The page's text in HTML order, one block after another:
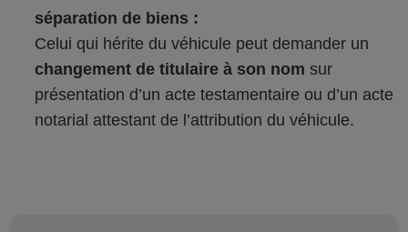
séparation de biens :
Celui qui hérite du véhicule peut demander un
changement de titulaire à son nom sur
présentation d’un acte testamentaire ou d’un acte
notarial attestant de l’attribution du véhicule.